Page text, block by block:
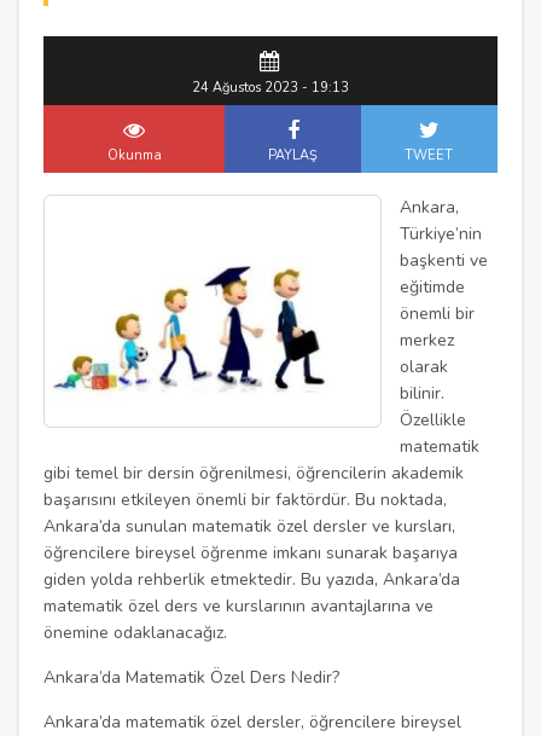
24 Ağustos 2023 - 19:13
Okunma PAYLAŞ TWEET
Ankara,
Türkiye’nin
başkenti ve
eğitimde
önemli bir
merkez
olarak
bilinir.
Özellikle
matematik
gibi temel bir dersin öğrenilmesi, öğrencilerin akademik
başarısını etkileyen önemli bir faktördür. Bu noktada,
Ankara’da sunulan matematik özel dersler ve kursları,
öğrencilere bireysel öğrenme imkanı sunarak başarıya
giden yolda rehberlik etmektedir. Bu yazıda, Ankara’da
matematik özel ders ve kurslarının avantajlarına ve
önemine odaklanacağız.
Ankara’da Matematik Özel Ders Nedir?
Ankara’da matematik özel dersler, öğrencilere bireysel